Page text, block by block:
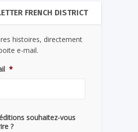
FRENCH DISTRICT
histoires, directement
e-mail.
*
souhaitez-vous
?